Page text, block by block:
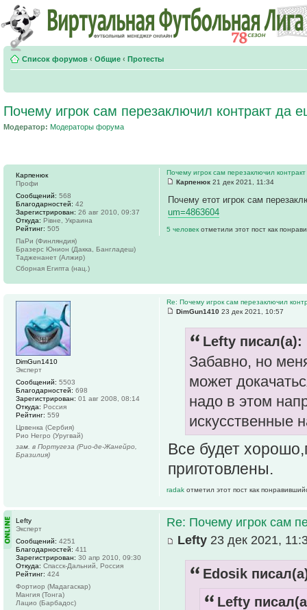
Список форумов ‹ Общие ‹ Протесты
Почему игрок сам перезаключил контракт да
Модератор: Модераторы форума
Почему игрок сам перезаключил
Карпенюк 21 дек 2021, 11:34
Почему етот игрок сам
um=4863604
5 человек отметили этот пост как
Карпенюк
Профи
Сообщений: 568
Благодарностей: 42
Зарегистрирован: 26 авг 2010, 09:37
Откуда: Рівне, Украина
Рейтинг: 505
ПаРи (Финляндия)
Бразерс Юнион (Дакка, Бангладеш)
Тадженанет (Алжир)
Сборная Египта (нац.)
Re: Почему игрок сам перезаключил
DimGun1410 23 дек 2021, 10:57
Lefty писал(а):
Забавно, но
может
надо в этом
искусственные
Все будет
приготовлены.
radak отметил этот пост как
DimGun1410
Эксперт
Сообщений: 5503
Благодарностей: 698
Зарегистрирован: 01 авг 2008, 08:14
Откуда: Россия
Рейтинг: 559
Црвенка (Сербия)
Рио Негро (Уругвай)
зам. в Португеза (Рио-де-Жанейро,
Бразилия)
Re: Почему игрок сам
Lefty 23 дек 2021,
Edosik
Lefty
Lefty
Эксперт
Сообщений: 4251
Благодарностей: 411
Зарегистрирован: 30 апр 2010, 09:30
Откуда: Спасск-Дальний, Россия
Рейтинг: 424
Фортиор (Мадагаскар)
Мангия (Тонга)
Лацио (Барбадос)